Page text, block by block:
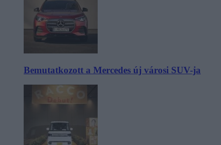
Bemutatkozott a Mercedes új városi SUV-ja